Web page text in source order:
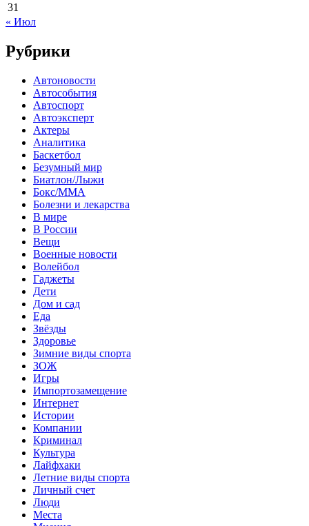
31
« Июл
Рубрики
Автоновости
Автособытия
Автоспорт
Автоэксперт
Актеры
Аналитика
Баскетбол
Безумный мир
Биатлон/Лыжи
Бокс/MMA
Болезни и лекарства
В мире
В России
Вещи
Военные новости
Волейбол
Гаджеты
Дети
Дом и сад
Еда
Звёзды
Здоровье
Зимние виды спорта
ЗОЖ
Игры
Импортозамещение
Интернет
Истории
Компании
Криминал
Культура
Лайфхаки
Летние виды спорта
Личный счет
Люди
Места